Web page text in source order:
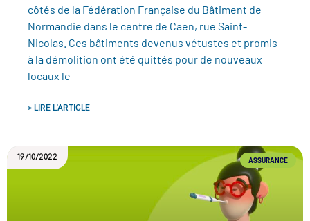
côtés de la Fédération Française du Bâtiment de
Normandie dans le centre de Caen, rue Saint-
Nicolas. Ces bâtiments devenus vétustes et promis
à la démolition ont été quittés pour de nouveaux
locaux le
> LIRE L'ARTICLE
ASSURANCE
19/10/2022